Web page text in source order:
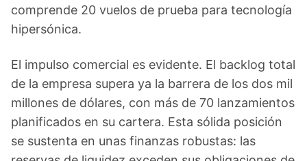
comprende 20 vuelos de prueba para tecnología
hipersónica.
El impulso comercial es evidente. El backlog total
de la empresa supera ya la barrera de los dos mil
millones de dólares, con más de 70 lanzamientos
planificados en su cartera. Esta sólida posición
se sustenta en unas finanzas robustas: las